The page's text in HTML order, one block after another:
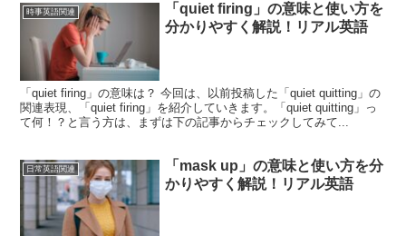
時事英語関連
「quiet firing」の意味と使い方を
分かりやすく解説！リアル英語
「quiet firing」の意味は？ 今回は、以前投稿した「quiet quitting」の
関連表現、「quiet firing」を紹介していきます。「quiet quitting」っ
て何！？と言う方は、まずは下の記事からチェックしてみて...
日常英語関連
「mask up」の意味と使い方を分
かりやすく解説！リアル英語